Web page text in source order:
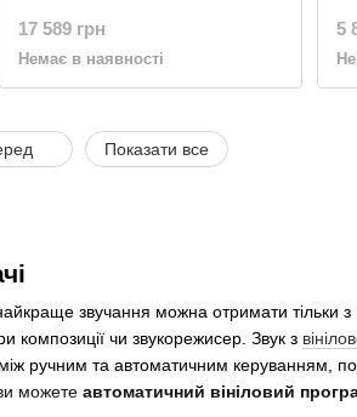
звучання можна отримати тільки з
композиції чи звукорежисер. Звук з
ручним та автоматичним керуванням,
можете автоматичний вініловий
17 589 грн
Немає в наявності
5
Показати все